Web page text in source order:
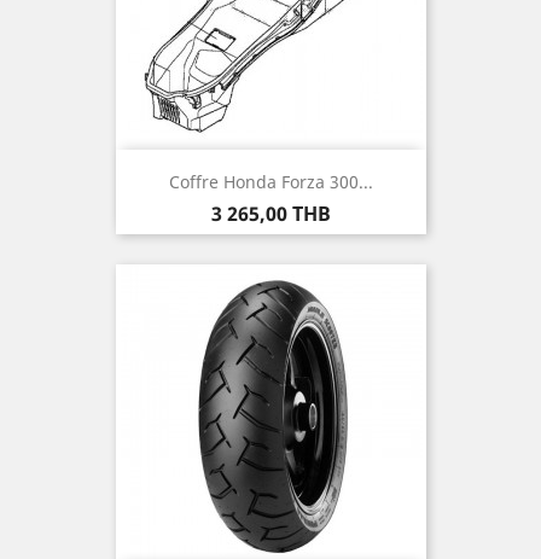
Coffre Honda Forza 300...
Prix
3 265,00 THB